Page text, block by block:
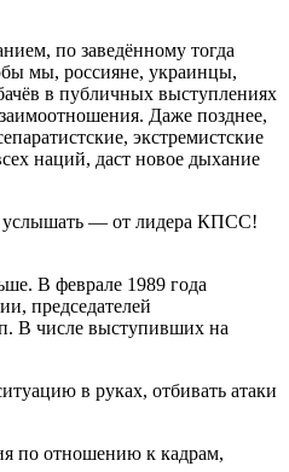
по заведённому тогда
мы, россияне, украинцы,
в публичных выступлениях
Даже позднее,
экстремистские
наций, даст новое дыхание
услышать — от лидера КПСС!
В феврале 1989 года
председателей
В числе выступивших на
в руках, отбивать атаки
по отношению к кадрам,